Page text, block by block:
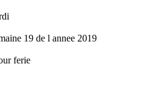
19 de l annee 2019
ferie